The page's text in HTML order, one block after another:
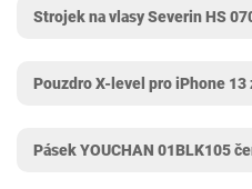
Strojek na vlasy Severin HS
Pouzdro X-level pro iPhone 13
Pásek YOUCHAN 01BLK105